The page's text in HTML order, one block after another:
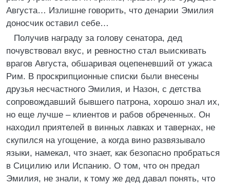
Августа… Излишне говорить, что денарии Эмилия
доносчик оставил себе…
Получив награду за голову сенатора, дед
почувствовал вкус, и ревностно стал выискивать
врагов Августа, обшаривая оцепеневший от ужаса
Рим. В проскрипционные списки были внесены
друзья несчастного Эмилия, и Назон, с детства
сопровождавший бывшего патрона, хорошо знал их,
но еще лучше – клиентов и рабов обреченных. Он
находил приятелей в винных лавках и тавернах, не
скупился на угощение, а когда вино развязывало
языки, намекал, что знает, как безопасно пробраться
в Сицилию или Испанию. О том, что он предал
Эмилия, не знали, к тому же дед давал понять, что